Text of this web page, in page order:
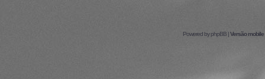
Powered byphpBB |Versão mobile